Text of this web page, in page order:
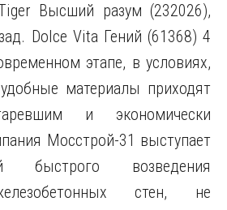
Высший разум (232026),
Dolce Vita Гений (61368) 4
этапе, в условиях,
материалы приходят
и экономически
Мосстрой-31 выступает
быстрого возведения
стен, не